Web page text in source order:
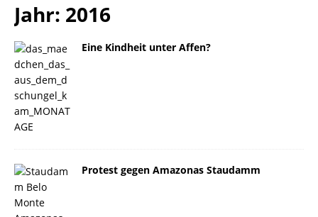
Jahr: 2016
Eine Kindheit unter Affen?
Protest gegen Amazonas Staudamm